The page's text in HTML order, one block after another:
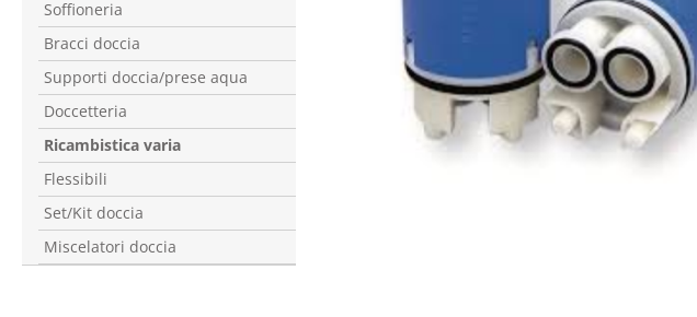
Soffioneria
Bracci doccia
Supporti doccia/prese aqua
Doccetteria
Ricambistica varia
Flessibili
Set/Kit doccia
Miscelatori doccia